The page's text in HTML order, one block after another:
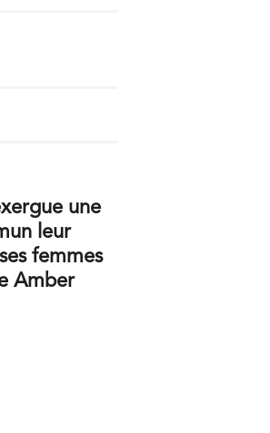
une
leur
femmes
Amber